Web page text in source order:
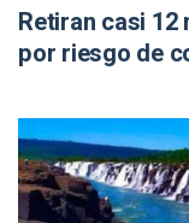
Retiran casi
por riesgo de